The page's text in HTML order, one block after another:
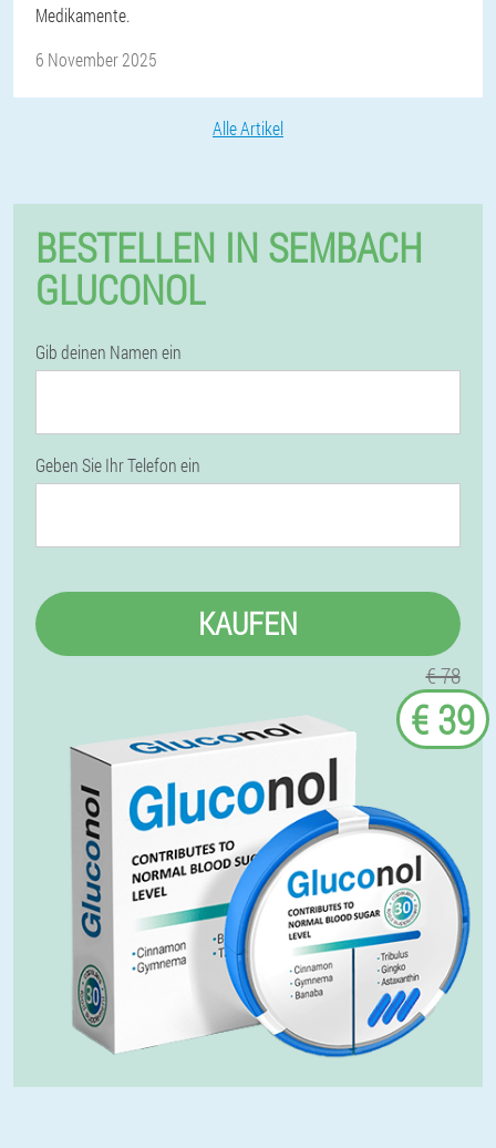
Medikamente.
6 November 2025
Alle Artikel
BESTELLEN IN SEMBACH
GLUCONOL
Gib deinen Namen ein
Geben Sie Ihr Telefon ein
KAUFEN
€ 78
€ 39